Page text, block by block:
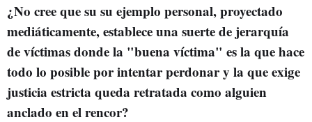
¿No cree que su su ejemplo personal, proyectado
mediáticamente, establece una suerte de jerarquía
de víctimas donde la "buena víctima" es la que hace
todo lo posible por intentar perdonar y la que exige
justicia estricta queda retratada como alguien
anclado en el rencor?